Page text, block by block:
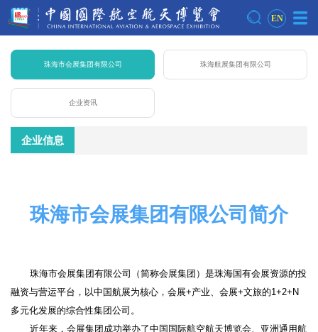
EN
珠海市会展集团有限公司 珠海航展集团有限公司
企业资讯
企业信息
珠海市会展集团有限公司简介
珠海市会展集团有限公司（简称会展集团）是珠海国有会展资源的投
融资与营运平台，以中国航展为核心，会展+产业、会展+文旅的1+2+N
多元化发展的综合性集团公司。
近年来，会展集团成功举办了中国国际航空航天博览会、亚洲通用航